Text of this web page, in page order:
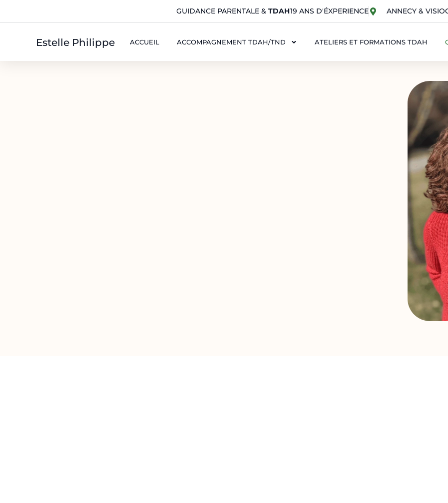
GUIDANCE PARENTALE & TDAH19 ANS D'ÉXPERIENCE ANNECY &
Estelle Philippe ACCUEIL ACCOMPAGNEMENT TDAH/TND ATELIERS ET FORMATIONS TDAH